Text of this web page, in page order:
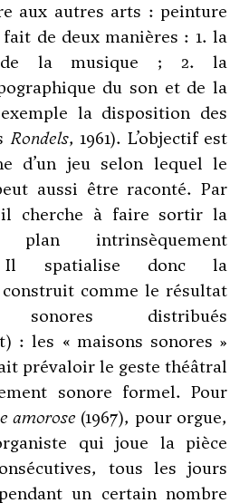
aux autres arts : peinture
de deux manières : 1. la
de la musique ; 2. la
du son et de la
la disposition des
Rondels, 1961). L’objectif est
d’un jeu selon lequel le
aussi être raconté. Par
cherche à faire sortir la
intrinsèquement
Il spatialise donc la
comme le résultat
distribués
: les « maisons sonores »
prévaloir le geste théâtral
sonore formel. Pour
amorose (1967), pour orgue,
qui joue la pièce
tous les jours
un certain nombre